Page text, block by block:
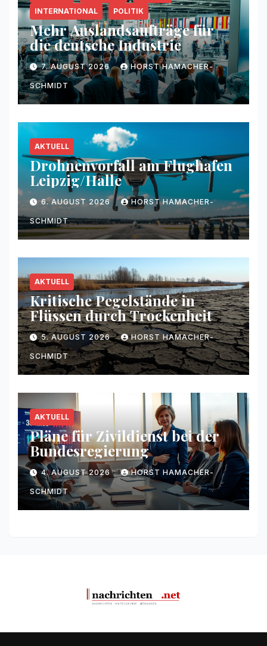
INTERNATIONAL
POLITIK
Mehr Auslandsaufträge für
die deutsche Industrie
7. AUGUST 2026 HORST HAMACHER-
SCHMIDT
AKTUELL
Drohnenvorfall am Flughafen
Leipzig/Halle
6. AUGUST 2026 HORST HAMACHER-
SCHMIDT
AKTUELL
Kritische Pegelstände in
Flüssen durch Trockenheit
5. AUGUST 2026 HORST HAMACHER-
SCHMIDT
AKTUELL
Pläne für Zivildienst bei der
Bundesregierung
4. AUGUST 2026 HORST HAMACHER-
SCHMIDT